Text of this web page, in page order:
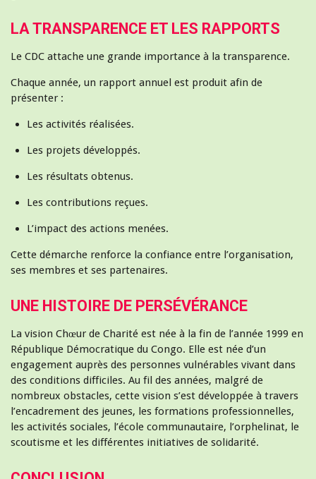
LA TRANSPARENCE ET LES RAPPORTS
Le CDC attache une grande importance à la transparence.
Chaque année, un rapport annuel est produit afin de
présenter :
Les activités réalisées.
Les projets développés.
Les résultats obtenus.
Les contributions reçues.
L’impact des actions menées.
Cette démarche renforce la confiance entre l’organisation,
ses membres et ses partenaires.
UNE HISTOIRE DE PERSÉVÉRANCE
La vision Chœur de Charité est née à la fin de l’année 1999 en
République Démocratique du Congo. Elle est née d’un
engagement auprès des personnes vulnérables vivant dans
des conditions difficiles. Au fil des années, malgré de
nombreux obstacles, cette vision s’est développée à travers
l’encadrement des jeunes, les formations professionnelles,
les activités sociales, l’école communautaire, l’orphelinat, le
scoutisme et les différentes initiatives de solidarité.